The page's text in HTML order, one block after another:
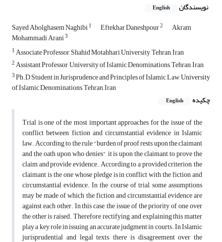
نویسندگان English
Sayed Abolghasem Naghibi1 Eftekhar Daneshpour2 Akram
Mohammadi Arani3
1Associate Professor, Shahid Motahhari University, Tehran, Iran
2Assistant Professor, University of Islamic Denominations, Tehran, Iran
3Ph.D Student in Jurisprudence and Principles of Islamic Law, University
of Islamic Denominations, Tehran, Iran
چکیده
English
Trial is one of the most important approaches for the issue of the
conflict between fiction and circumstantial evidence in Islamic
law. According to the rule "burden of proof rests upon the claimant
and the oath upon who denies", it is upon the claimant to prove the
claim and provide evidence. According to a provided criterion, the
claimant is the one whose pledge is in conflict with the fiction and
circumstantial evidence. In the course of trial, some assumptions
may be made of which the fiction and circumstantial evidence are
against each other. In this case, the issue of the priority of one over
the other is raised. Therefore, rectifying and explaining this matter
play a key role in issuing an accurate judgment in courts. In Islamic
jurisprudential and legal texts, there is disagreement over the